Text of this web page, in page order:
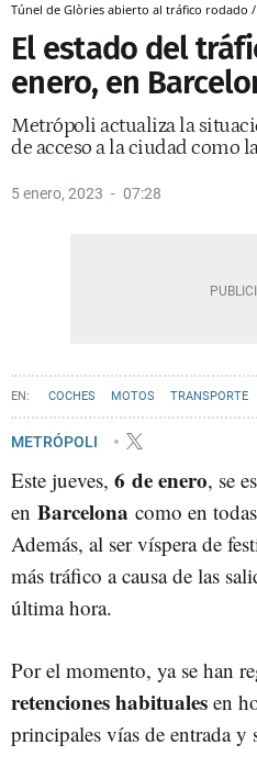
Túnel de Glòries abierto al tráfico rodado /
El estado del
enero, en
Metrópoli actualiza la
de acceso a la ciudad como
5 enero, 2023 07:28
COCHES MOTOS TRANSPORTE
RONDA DE DALT RONDA LITORAL
METRÓPOLI
Este jueves, 6 de enero, se
en Barcelona como en
Además, al ser víspera de
más tráfico a causa de las
última hora.
Por el momento, ya se han
retenciones habituales en
principales vías de entrada y